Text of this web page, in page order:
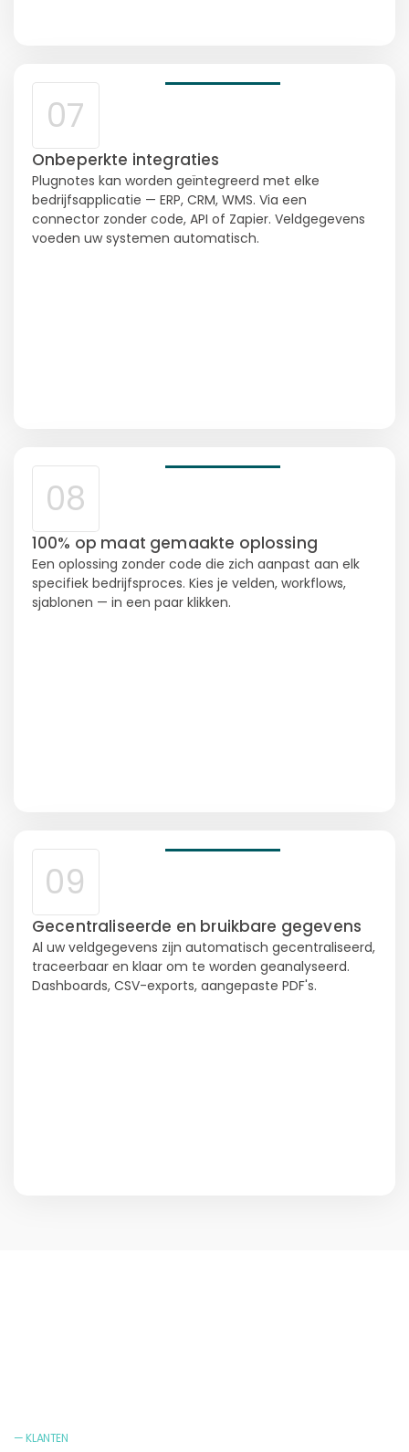
07
Onbeperkte integraties
Plugnotes kan worden geïntegreerd met elke
bedrijfsapplicatie — ERP, CRM, WMS. Via een
connector zonder code, API of Zapier. Veldgegevens
voeden uw systemen automatisch.
08
100% op maat gemaakte oplossing
Een oplossing zonder code die zich aanpast aan elk
specifiek bedrijfsproces. Kies je velden, workflows,
sjablonen — in een paar klikken.
09
Gecentraliseerde en bruikbare gegevens
Al uw veldgegevens zijn automatisch gecentraliseerd,
traceerbaar en klaar om te worden geanalyseerd.
Dashboards, CSV-exports, aangepaste PDF's.
— KLANTEN